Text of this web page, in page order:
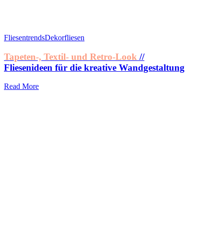
FliesentrendsDekorfliesen
Tapeten-, Textil- und Retro-Look //
Fliesenideen für die kreative Wandgestaltung
Read More